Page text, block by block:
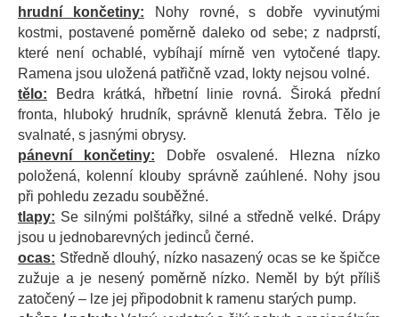
hrudní končetiny: Nohy rovné, s dobře vyvinutými
kostmi, postavené poměrně daleko od sebe; z nadprstí,
které není ochablé, vybíhají mírně ven vytočené tlapy.
Ramena jsou uložená patřičně vzad, lokty nejsou volné.
tělo: Bedra krátká, hřbetní linie rovná. Široká přední
fronta, hluboký hrudník, správně klenutá žebra. Tělo je
svalnaté, s jasnými obrysy.
pánevní končetiny: Dobře osvalené. Hlezna nízko
položená, kolenní klouby správně zaúhlené. Nohy jsou
při pohledu zezadu souběžné.
tlapy: Se silnými polštářky, silné a středně velké. Drápy
jsou u jednobarevných jedinců černé.
ocas: Středně dlouhý, nízko nasazený ocas se ke špičce
zužuje a je nesený poměrně nízko. Neměl by být příliš
zatočený – lze jej připodobnit k ramenu starých pump.